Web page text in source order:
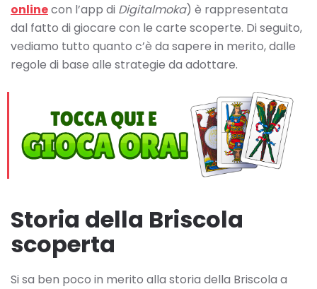
onlinecon l’app di Digitalmoka) è rappresentata
dal fatto di giocare con le carte scoperte. Di seguito,
vediamo tutto quanto c’è da sapere in merito, dalle
regole di base alle strategie da adottare.
Storia della Briscola
scoperta
Si sa ben poco in merito alla storia della Briscola a